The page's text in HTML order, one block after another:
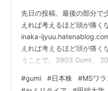
先日の投稿、最後の部分で
えれば考えるほど頭が痛く
inaka-
えれば考えるほど頭が痛く
うことで。3903 Gumi。
残時系列 - Yahoo!ファイナ
#gumi #日本株 #MSワラ